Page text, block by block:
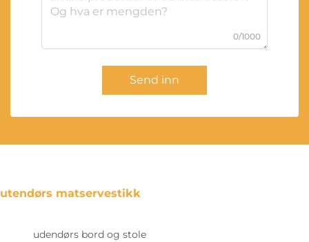
0/1000
Send inn
utendørs matservestikk
udendørs bord og stole